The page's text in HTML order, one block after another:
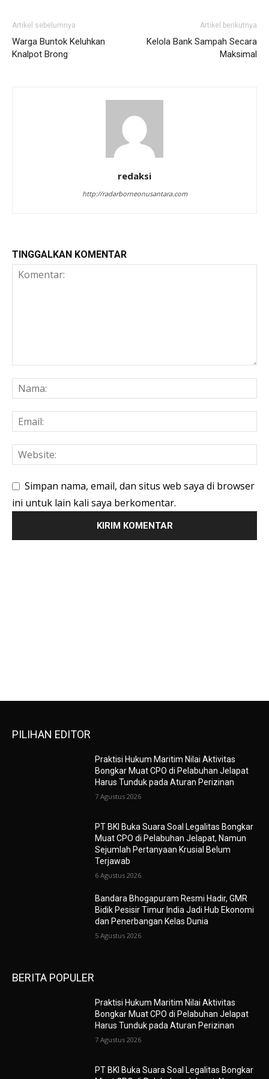
Artikel sebelumnya
Warga Buntok Keluhkan
Knalpot Brong
Artikel berikutnya
Kelola Bank Sampah Secara
Maksimal
redaksi
http://radarborneonusantara.com
TINGGALKAN KOMENTAR
Simpan nama, email, dan situs web saya di browser
ini untuk lain kali saya berkomentar.
PILIHAN EDITOR
Praktisi Hukum Maritim Nilai Aktivitas
Bongkar Muat CPO di Pelabuhan Jelapat
Harus Tunduk pada Aturan Perizinan
7 Agustus 2026
PT BKI Buka Suara Soal Legalitas Bongkar
Muat CPO di Pelabuhan Jelapat, Namun
Sejumlah Pertanyaan Krusial Belum
Terjawab
6 Agustus 2026
Bandara Bhogapuram Resmi Hadir, GMR
Bidik Pesisir Timur India Jadi Hub Ekonomi
dan Penerbangan Kelas Dunia
5 Agustus 2026
BERITA POPULER
Praktisi Hukum Maritim Nilai Aktivitas
Bongkar Muat CPO di Pelabuhan Jelapat
Harus Tunduk pada Aturan Perizinan
7 Agustus 2026
PT BKI Buka Suara Soal Legalitas Bongkar